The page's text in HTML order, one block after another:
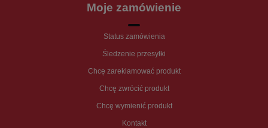
Moje zamówienie
Status zamówienia
Śledzenie przesyłki
Chcę zareklamować produkt
Chcę zwrócić produkt
Chcę wymienić produkt
Kontakt